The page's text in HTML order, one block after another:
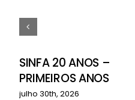
SINFA 20 ANOS –
PRIMEIROS ANOS
julho 30th, 2026